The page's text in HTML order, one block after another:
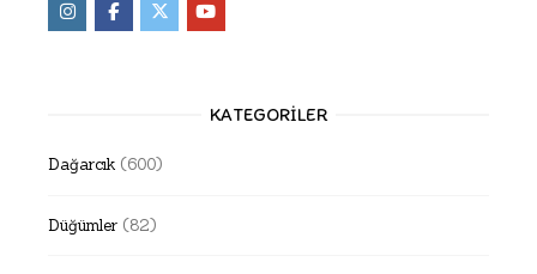
KATEGORILER
Dağarcık (600)
Düğümler (82)